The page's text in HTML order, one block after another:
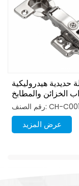
حديدية هيدروليكية
الخزائن والمطابخ
رقم الصنف: CH-C001
عرض المزيد